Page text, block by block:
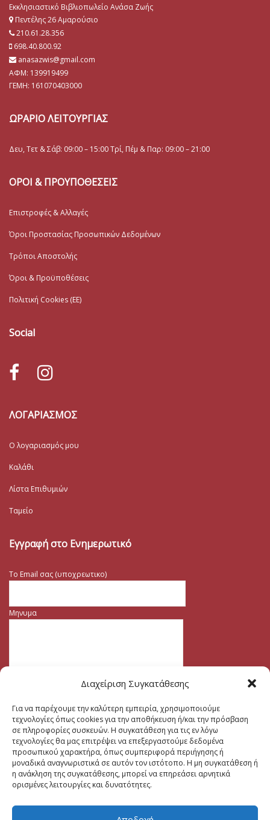
Διαχείριση Συγκατάθεσης
Για να παρέχουμε την καλύτερη εμπειρία, χρησιμοποιούμε
τεχνολογίες όπως cookies για την αποθήκευση ή/και την πρόσβαση
σε πληροφορίες συσκευών. Η συγκατάθεση για τις εν λόγω
τεχνολογίες θα μας επιτρέψει να επεξεργαστούμε δεδομένα
προσωπικού χαρακτήρα, όπως συμπεριφορά περιήγησης ή
μοναδικά αναγνωριστικά σε αυτόν τον ιστότοπο. Η μη συγκατάθεση ή
η ανάκληση της συγκατάθεσης, μπορεί να επηρεάσει αρνητικά
ορισμένες λειτουργίες και δυνατότητες.
Εκκλησιαστικό Βιβλιοπωλείο Ανάσα Ζωής
Πεντέλης 26 Αμαρούσιο
210.61.28.356
698.40.800.92
anasazwis@gmail.com
ΑΦΜ: 139919499
ΓΕΜΗ: 161070403000
ΩΡΑΡΙΟ ΛΕΙΤΟΥΡΓΙΑΣ
Δευ, Τετ & Σάβ: 09:00 – 15:00 Τρί, Πέμ & Παρ: 09:00 – 21:00
ΟΡΟΙ & ΠΡΟΥΠΟΘΕΣΕΙΣ
Επιστροφές & Αλλαγές
Όροι Προστασίας Προσωπικών Δεδομένων
Τρόποι Αποστολής
Όροι & Προϋποθέσεις
Πολιτική Cookies (ΕΕ)
Social
ΛΟΓΑΡΙΑΣΜΟΣ
Ο λογαριασμός μου
Καλάθι
Λίστα Επιθυμιών
Ταμείο
Εγγραφή στο Ενημερωτικό
Το Email σας (υποχρεωτικο)
Μηνυμα